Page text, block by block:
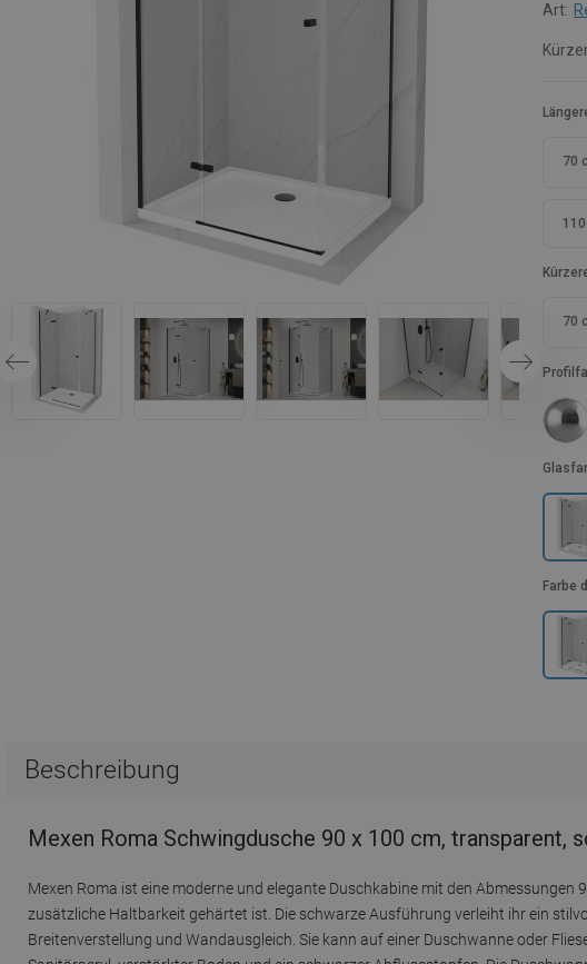
Art:
70
70
Farbe
Beschreibung
Mexen Roma Schwingdusche 90 x 100 cm,
Mexen Roma ist eine moderne und elegante Duschkabine mit den
zusätzliche Haltbarkeit gehärtet ist. Die schwarze Ausführung verleiht ihr ein
Breitenverstellung und Wandausgleich. Sie kann auf einer Duschwanne oder